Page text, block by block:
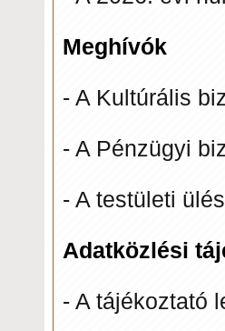
Meghívók
- A Kultúrális
- A Pénzügyi
- A testületi
Adatközlési
- A tájékoztató